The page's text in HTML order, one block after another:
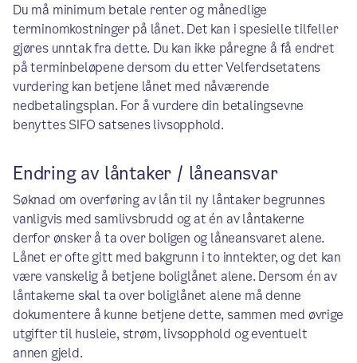
Du må minimum betale renter og månedlige
terminomkostninger på lånet. Det kan i spesielle tilfeller
gjøres unntak fra dette. Du kan ikke påregne å få endret
på terminbeløpene dersom du etter Velferdsetatens
vurdering kan betjene lånet med nåværende
nedbetalingsplan. For å vurdere din betalingsevne
benyttes SIFO satsenes livsopphold.
Endring av låntaker / låneansvar
Søknad om overføring av lån til ny låntaker begrunnes
vanligvis med samlivsbrudd og at én av låntakerne
derfor ønsker å ta over boligen og låneansvaret alene.
Lånet er ofte gitt med bakgrunn i to inntekter, og det kan
være vanskelig å betjene boliglånet alene. Dersom én av
låntakerne skal ta over boliglånet alene må denne
dokumentere å kunne betjene dette, sammen med øvrige
utgifter til husleie, strøm, livsopphold og eventuelt
annen gjeld.